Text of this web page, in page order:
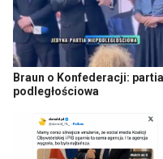
Braun o Konfederacji: partia
podległościowa